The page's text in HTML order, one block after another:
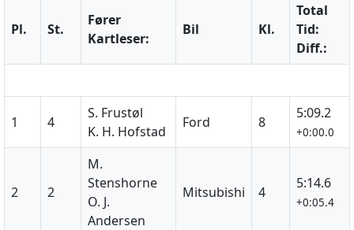
Pl. St.
Fører
Kartleser:
Bil Kl.
Total
Tid:
Diff.:
1 4
S. Frustøl
K. H. Hofstad
Ford 8
5:09.2
+0:00.0
2 2
M.
Stenshorne
O. J.
Andersen
Mitsubishi 4
5:14.6
+0:05.4